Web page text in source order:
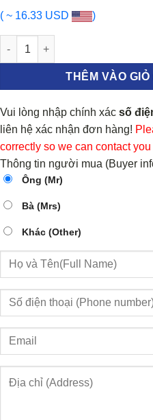
( ~ 16.33 USD )
Tay mở cửa ngoài Ford Laser số
THÊM VÀO
Vui lòng nhập chính xác số
liên hệ xác nhận đơn hàng!
correctly so we can contact
Thông tin người mua (Buyer
Ông (Mr)
Bà (Mrs)
Khác (Other)